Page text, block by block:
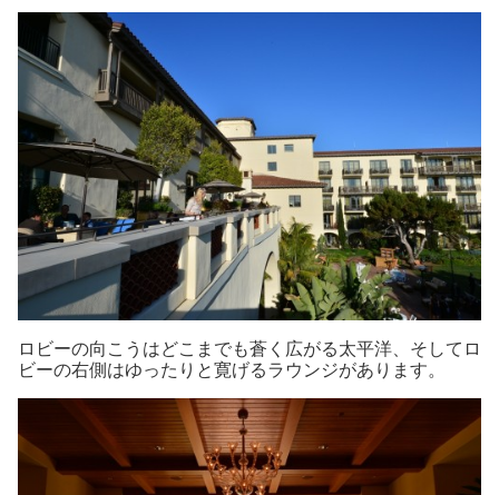
ロビーの向こうはどこまでも蒼く広がる太平洋、そしてロ
ビーの右側はゆったりと寛げるラウンジがあります。